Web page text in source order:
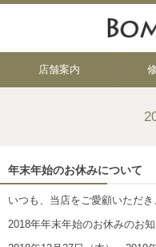
店舗案内
年末年始のお休みについて
いつも、当店をご愛顧いただ
2018年年末年始のお休みのお知